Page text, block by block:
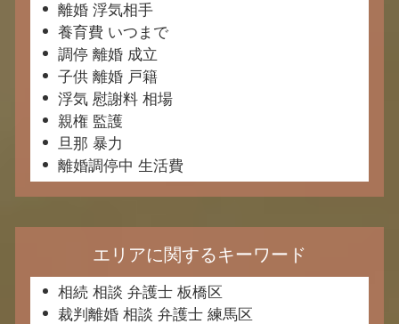
離婚 浮気相手
養育費 いつまで
調停 離婚 成立
子供 離婚 戸籍
浮気 慰謝料 相場
親権 監護
旦那 暴力
離婚調停中 生活費
エリアに関するキーワード
相続 相談 弁護士 板橋区
裁判離婚 相談 弁護士 練馬区